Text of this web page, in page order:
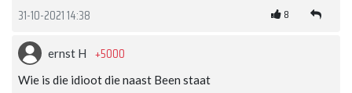
31-10-2021 14:38 8
ernst H +5000
Wie is die idioot die naast Been staat